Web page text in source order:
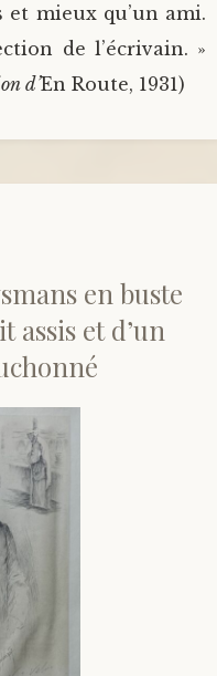
mieux qu’un ami.
de l’écrivain. »
d’En Route, 1931)
en buste
assis et d’un